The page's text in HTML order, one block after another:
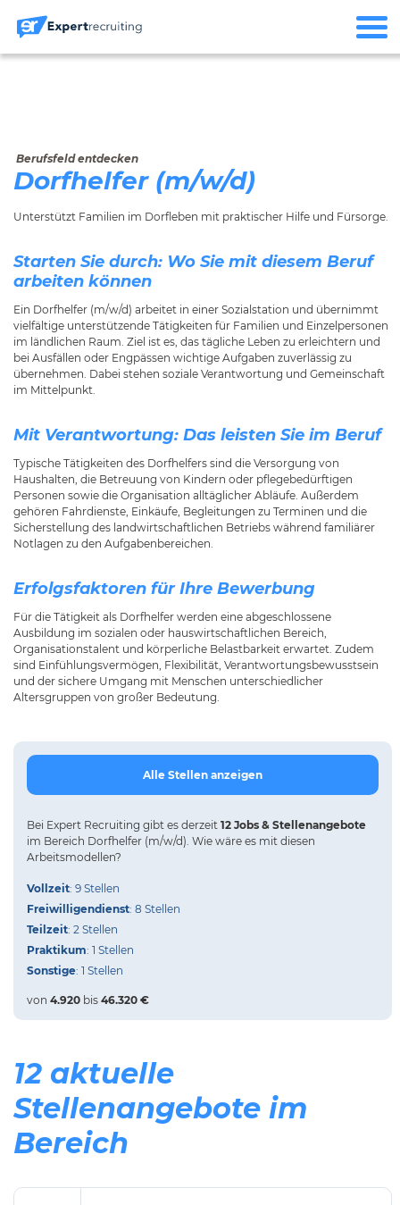
Berufsfeld entdecken
Dorfhelfer (m/w/d)
Unterstützt Familien im Dorfleben mit praktischer Hilfe und Fürsorge.
Starten Sie durch: Wo Sie mit diesem Beruf
arbeiten können
Ein Dorfhelfer (m/w/d) arbeitet in einer Sozialstation und übernimmt
vielfältige unterstützende Tätigkeiten für Familien und Einzelpersonen
im ländlichen Raum. Ziel ist es, das tägliche Leben zu erleichtern und
bei Ausfällen oder Engpässen wichtige Aufgaben zuverlässig zu
übernehmen. Dabei stehen soziale Verantwortung und Gemeinschaft
im Mittelpunkt.
Mit Verantwortung: Das leisten Sie im Beruf
Typische Tätigkeiten des Dorfhelfers sind die Versorgung von
Haushalten, die Betreuung von Kindern oder pflegebedürftigen
Personen sowie die Organisation alltäglicher Abläufe. Außerdem
gehören Fahrdienste, Einkäufe, Begleitungen zu Terminen und die
Sicherstellung des landwirtschaftlichen Betriebs während familiärer
Notlagen zu den Aufgabenbereichen.
Erfolgsfaktoren für Ihre Bewerbung
Für die Tätigkeit als Dorfhelfer werden eine abgeschlossene
Ausbildung im sozialen oder hauswirtschaftlichen Bereich,
Organisationstalent und körperliche Belastbarkeit erwartet. Zudem
sind Einfühlungsvermögen, Flexibilität, Verantwortungsbewusstsein
und der sichere Umgang mit Menschen unterschiedlicher
Altersgruppen von großer Bedeutung.
Alle Stellen anzeigen
Bei Expert Recruiting gibt es derzeit 12 Jobs & Stellenangebote
im Bereich Dorfhelfer (m/w/d). Wie wäre es mit diesen
Arbeitsmodellen?
Vollzeit: 9 Stellen
Freiwilligendienst: 8 Stellen
Teilzeit: 2 Stellen
Praktikum: 1 Stellen
Sonstige: 1 Stellen
von 4.920 bis 46.320 €
12 aktuelle
Stellenangebote im
Bereich